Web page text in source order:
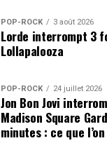
POP-ROCK 3 août 2026
Lorde interrompt 3
Lollapalooza
POP-ROCK 24 juillet 2026
Jon Bon Jovi
Madison Square
minutes : ce que